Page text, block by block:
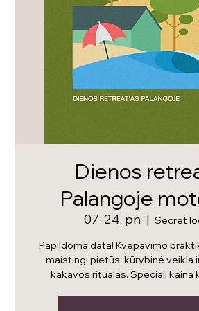
Dienos
Palangoje
07-24, pn
  |
Secret
Papildoma data! Kvėpavimo
maistingi pietūs, kūrybinė veikla
kakavos ritualas. Speciali kaina